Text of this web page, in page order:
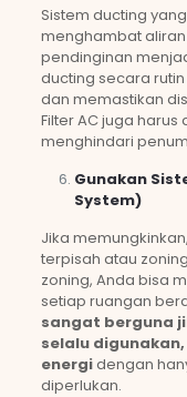
Sistem ducting
menghambat
pendinginan
ducting secara
dan memastikan
Filter AC juga
menghindari
Gunakan
System)
Jika
terpisah atau
zoning, Anda bisa
setiap ruangan
sangat berguna
selalu
energidengan
diperlukan.